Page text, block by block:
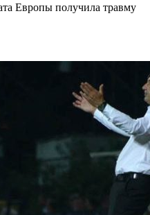
Европы получила травму